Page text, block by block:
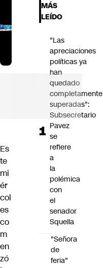
Es
te
mi
ér
col
es
co
m
en
zó
MÁS
LEÍDO
"Las
apreciaciones
políticas ya
han
quedado
completamente
superadas":
Subsecretario
Pavez
se
refiere
a
la
polémica
con
el
senador
Squella
"Señora
de
feria"